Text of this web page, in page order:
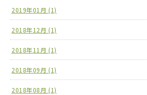
2019年01月 (1)
2018年12月 (1)
2018年11月 (1)
2018年09月 (1)
2018年08月 (1)